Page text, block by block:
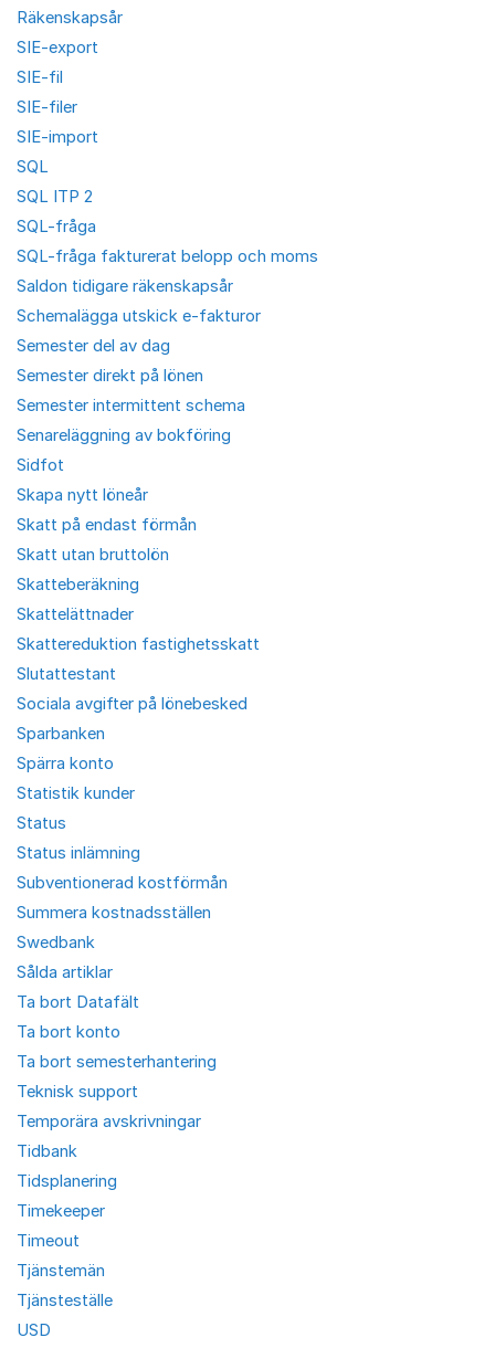
Räkenskapsår
SIE-export
SIE-fil
SIE-filer
SIE-import
SQL
SQL ITP 2
SQL-fråga
SQL-fråga fakturerat belopp och moms
Saldon tidigare räkenskapsår
Schemalägga utskick e-fakturor
Semester del av dag
Semester direkt på lönen
Semester intermittent schema
Senareläggning av bokföring
Sidfot
Skapa nytt löneår
Skatt på endast förmån
Skatt utan bruttolön
Skatteberäkning
Skattelättnader
Skattereduktion fastighetsskatt
Slutattestant
Sociala avgifter på lönebesked
Sparbanken
Spärra konto
Statistik kunder
Status
Status inlämning
Subventionerad kostförmån
Summera kostnadsställen
Swedbank
Sålda artiklar
Ta bort Datafält
Ta bort konto
Ta bort semesterhantering
Teknisk support
Temporära avskrivningar
Tidbank
Tidsplanering
Timekeeper
Timeout
Tjänstemän
Tjänsteställe
USD